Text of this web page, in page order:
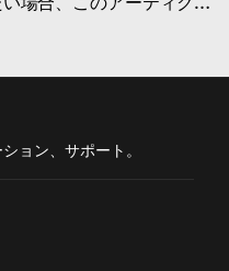
ョン、サポート。